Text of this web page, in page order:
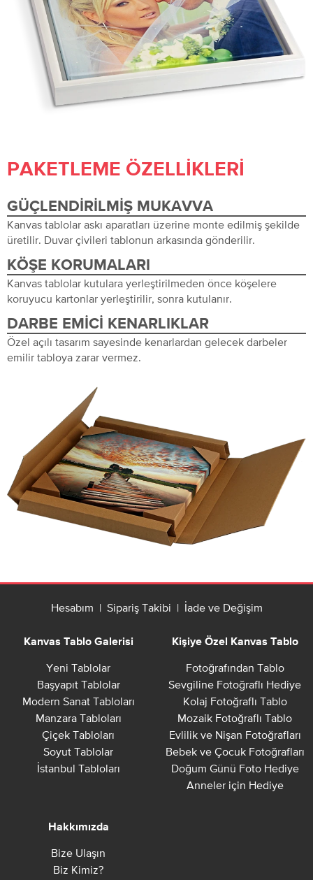
PAKETLEME ÖZELLIKLERI
GÜÇLENDIRILMIŞ MUKAVVA
Kanvas tablolar askı aparatları üzerine monte edilmiş şekilde
üretilir. Duvar çivileri tablonun arkasında gönderilir.
KÖŞE KORUMALARI
Kanvas tablolar kutulara yerleştirilmeden önce köşelere
koruyucu kartonlar yerleştirilir, sonra kutulanır.
DARBE EMICI KENARLIKLAR
Özel açılı tasarım sayesinde kenarlardan gelecek darbeler
emilir tabloya zarar vermez.
Hesabım | Sipariş Takibi | İade ve Değişim
Kanvas Tablo Galerisi
Yeni Tablolar
Başyapıt Tablolar
Modern Sanat Tabloları
Manzara Tabloları
Çiçek Tabloları
Soyut Tablolar
İstanbul Tabloları
Kişiye Özel Kanvas Tablo
Fotoğrafından Tablo
Sevgiline Fotoğraflı Hediye
Kolaj Fotoğraflı Tablo
Mozaik Fotoğraflı Tablo
Evlilik ve Nişan Fotoğrafları
Bebek ve Çocuk Fotoğrafları
Doğum Günü Foto Hediye
Anneler için Hediye
Hakkımızda
Bize Ulaşın
Biz Kimiz?